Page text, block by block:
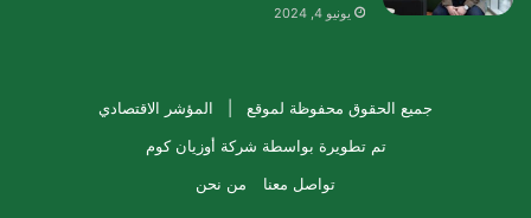
يونيو 4, 2024
جميع الحقوق محفوظة لموقع | المؤشر الاقتصادي
تم تطويرة بواسطة شركة أوزيان كوم
تواصل معنا
من نحن